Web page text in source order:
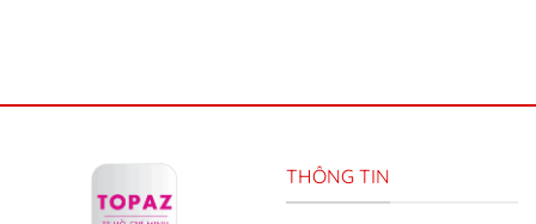
THÔNG TIN